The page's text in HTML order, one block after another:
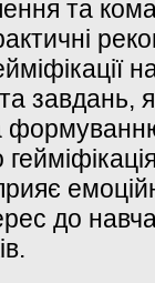
та
завдань,
до